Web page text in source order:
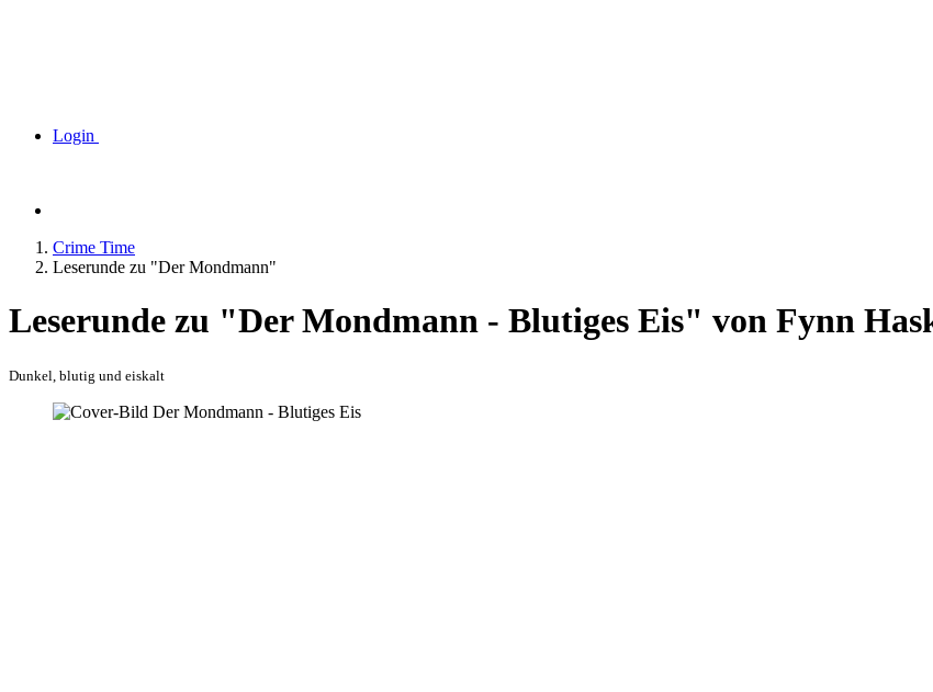
Login
Crime Time
Leserunde zu "Der Mondmann"
Leserunde zu "Der Mondmann - Blutiges Eis" von Fynn
Dunkel, blutig und eiskalt